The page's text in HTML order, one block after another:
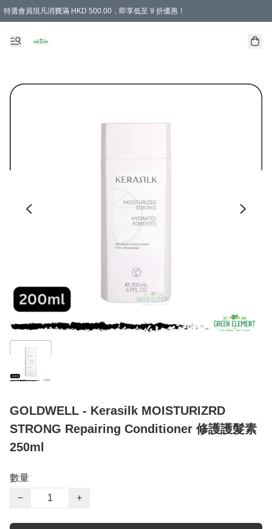
特選會員現凡消費滿 HKD 500.00，即享低至 9 折優惠！
GOLDWELL - Kerasilk MOISTURIZRD
STRONG Repairing Conditioner 修護護髮素
250ml
數量
−
+